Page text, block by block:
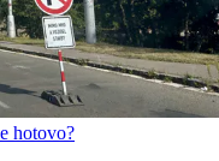
hotovo?